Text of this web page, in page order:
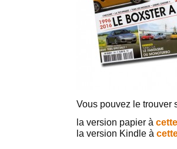
Vous pouvez le trouver
la version papier à
la version Kindle à